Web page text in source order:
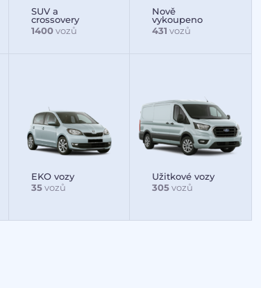
SUV a
crossovery
1400vozů
Nově
vykoupeno
431 vozů
EKO vozy
35vozů
Užitkové vozy
305 vozů